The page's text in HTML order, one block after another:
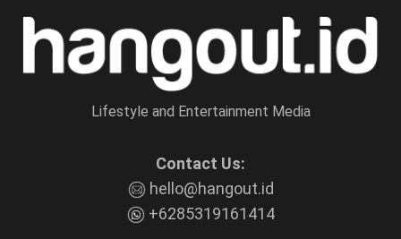
Lifestyle and Entertainment Media
Contact Us:
hello@hangout.id
+6285319161414